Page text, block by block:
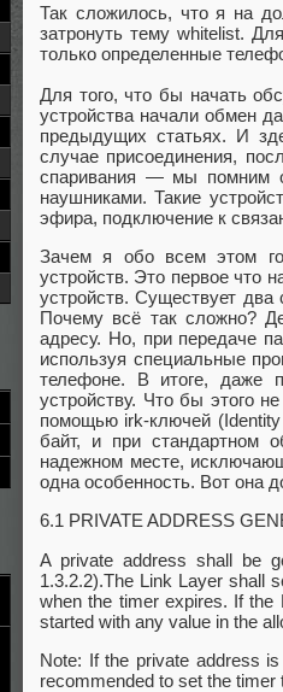
Так сложилось, что я на
затронуть тему whitelist.
только определенные
Для того, что бы начать
устройства начали обмен
предыдущих статьях. И
случае присоединения,
спаривания — мы помним
наушниками. Такие
эфира, подключение к
Зачем я обо всем этом
устройств. Это первое что
устройств. Существует
Почему всё так сложно?
адресу. Но, при передаче
используя специальные
телефоне. В итоге, даже
устройству. Что бы этого
помощью irk-ключей
байт, и при
надежном месте,
одна особенность. Вот она
6.1 PRIVATE ADDRESS
A private address shall be
1.3.2.2).The Link Layer shall
when the timer expires. If the
started with any value in the
Note: If the private address
recommended to set the timer